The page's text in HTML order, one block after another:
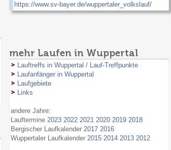
https://www.sv-bayer.de/wuppertaler_volkslauf/
mehr Laufen in Wuppertal
Lauftreffs in Wuppertal / Lauf-Treffpunkte
Laufanfänger in Wuppertal
Laufgebiete
Links
andere Jahre:
Lauftermine 2023 2022 2021 2020 2019 2018
Bergischer Laufkalender 2017 2016
Wuppertaler Laufkalender 2015 2014 2013 2012